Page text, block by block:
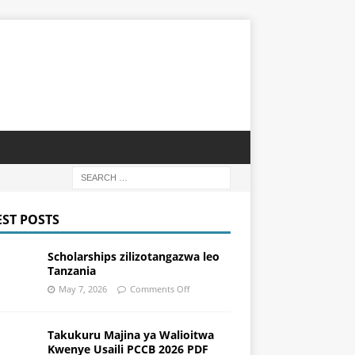
POSTS
Scholarships zilizotangazwa leo
Tanzania
May 7, 2026 Comments Off
Takukuru Majina ya Walioitwa
Kwenye Usaili PCCB 2026 PDF